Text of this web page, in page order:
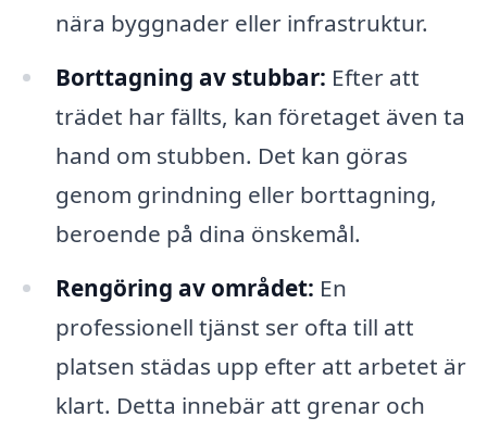
nära byggnader eller infrastruktur.
Borttagning av stubbar: Efter att
trädet har fällts, kan företaget även ta
hand om stubben. Det kan göras
genom grindning eller borttagning,
beroende på dina önskemål.
Rengöring av området: En
professionell tjänst ser ofta till att
platsen städas upp efter att arbetet är
klart. Detta innebär att grenar och